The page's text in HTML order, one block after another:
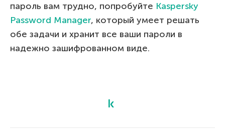
пароль вам трудно, попробуйте Kaspersky
Password Manager, который умеет решать
обе задачи и хранит все ваши пароли в
надежно зашифрованном виде.